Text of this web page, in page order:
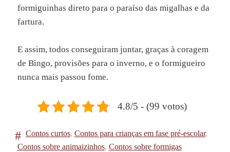
formiguinhas direto para o paraíso das migalhas e da
fartura.
E assim, todos conseguiram juntar, graças à coragem
de Bingo, provisões para o inverno, e o formigueiro
nunca mais passou fome.
4.8/5 - (99 votos)
Contos curtos, Contos para crianças em fase pré-escolar,
Contos sobre animaizinhos, Contos sobre formigas